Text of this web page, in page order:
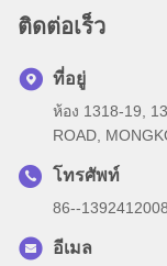
ติดต่อเร็ว
ที่อยู่
ห้อง 1318-19,
ROAD,
โทรศัพท์
86--
อีเมล